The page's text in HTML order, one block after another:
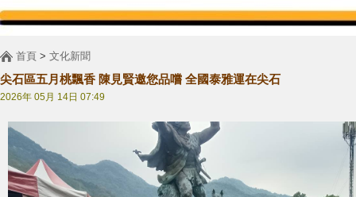
首頁 > 文化新聞
尖石區五月桃飄香 陳見賢邀您品嚐 全國泰雅運在尖石
2026年 05月 14日 07:49